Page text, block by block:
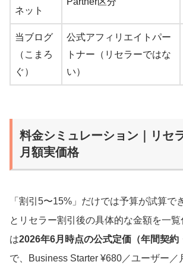
ネット
当ブログ
（こまろ
ぐ）
公式アフィリエイトパー
トナー（リセラーではな
い）
料金シミュレーション｜リセ
月額実価格
「割引5〜15%」だけでは予算が試算で
とリセラー割引後の具体的な金額を一
は2026年6月時点の公式定価（年間契約
で、Business Starter ¥680／ユーザー／